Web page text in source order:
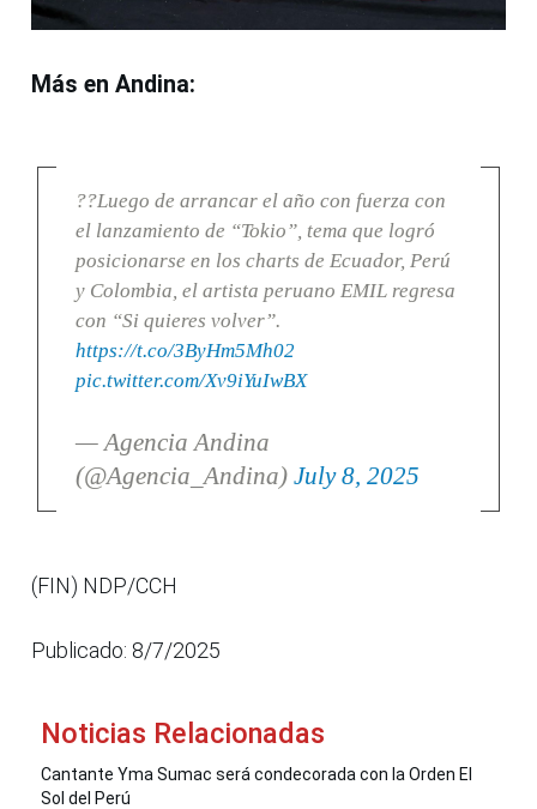
Más en Andina:
??Luego de arrancar el año con fuerza con
el lanzamiento de “Tokio”, tema que logró
posicionarse en los charts de Ecuador, Perú
y Colombia, el artista peruano EMIL regresa
con “Si quieres volver”.
https://t.co/3ByHm5Mh02
pic.twitter.com/Xv9iYuIwBX
— Agencia Andina
(@Agencia_Andina) July 8, 2025
(FIN) NDP/CCH
Publicado: 8/7/2025
Noticias Relacionadas
Cantante Yma Sumac será condecorada con la Orden El
Sol del Perú